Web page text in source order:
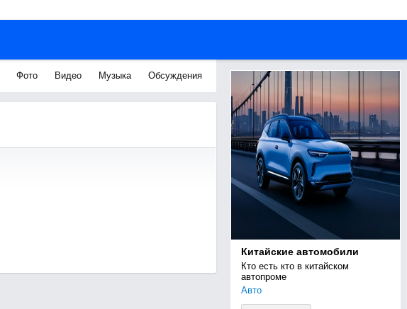
Фото Видео Музыка Обсуждения
Китайские автомобили
Кто есть кто в китайском
автопроме
Авто